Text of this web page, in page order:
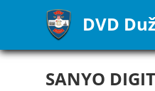
DVD
SANYO